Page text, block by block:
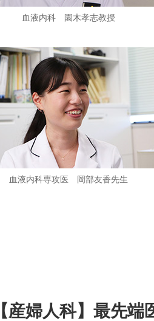
血液内科 園木孝志教授
血液内科専攻医 岡部友香先生
【産婦人科】最先